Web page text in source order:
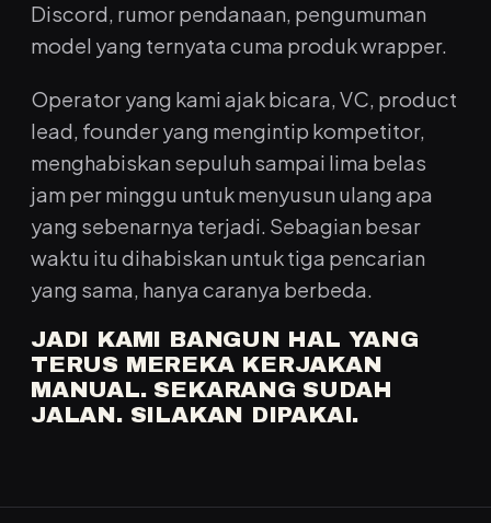
Discord, rumor pendanaan, pengumuman
model yang ternyata cuma produk wrapper.
Operator yang kami ajak bicara, VC, product
lead, founder yang mengintip kompetitor,
menghabiskan sepuluh sampai lima belas
jam per minggu untuk menyusun ulang apa
yang sebenarnya terjadi. Sebagian besar
waktu itu dihabiskan untuk tiga pencarian
yang sama, hanya caranya berbeda.
JADI KAMI BANGUN HAL YANG
TERUS MEREKA KERJAKAN
MANUAL. SEKARANG SUDAH
JALAN. SILAKAN DIPAKAI.